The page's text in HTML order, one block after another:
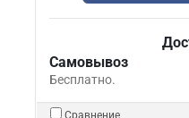
Самовывоз
Бесплатно.
Сравнение